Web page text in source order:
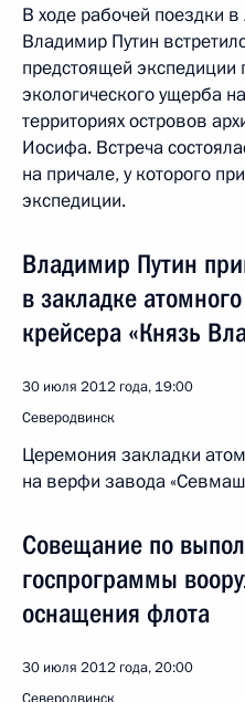
В ходе рабочей поездки
Владимир Путин
предстоящей экспедиции
экологического ущерба
территориях островов
Иосифа. Встреча
на причале, у которого
экспедиции.
Владимир Путин
в закладке
крейсера «Князь
30 июля 2012 года, 19:00
Северодвинск
Церемония закладки
на верфи завода
Совещание по
госпрограммы
оснащения флота
30 июля 2012 года, 20:00